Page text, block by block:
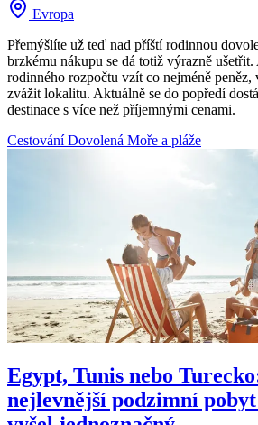
Evropa
Přemýšlíte už teď nad příští rodinnou
brzkému nákupu se dá totiž výrazně
rodinného rozpočtu vzít co nejméně peněz,
zvážit lokalitu. Aktuálně se do popředí
destinace s více než příjemnými cenami.
CestováníDovolená Moře a pláže
Egypt, Tunis nebo
nejlevnější podzimní